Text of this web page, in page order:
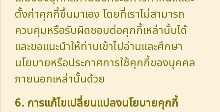
ตั้งค่าคุกกี้ขึ้นมาเอง โดยที่เราไม่สามารถ
ควบคุมหรือรับผิดชอบต่อคุกกี้เหล่านั้นได้
และขอแนะนำให้ท่านเข้าไปอ่านและศึกษา
นโยบายหรือประกาศการใช้คุกกี้ของบุคคล
ภายนอกเหล่านั้นด้วย
6. การแก้ไขเปลี่ยนแปลงนโยบายคุกกี้